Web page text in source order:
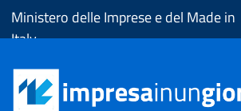
Ministero delle Imprese e del Made in
Italy